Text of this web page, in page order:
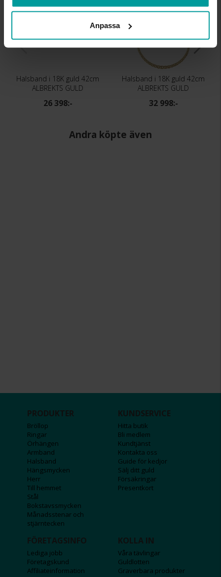
Anpassa
Halsband i 18K guld 42cm
ALBREKTS GULD
26 398:-
Halsband i 18K guld 42cm
ALBREKTS GULD
32 998:-
Andra köpte även
PRODUKTER
Bröllop
Ringar
Örhängen
Armband
Halsband
Hängsmycken
Herr
Till hemmet
Stål
Bokstavssmycken
Månadsstenar och
stjärntecken
KUNDSERVICE
Hitta butik
Bli medlem
Kundtjänst
Kontakta oss
Guide för kedjor
Sälj ditt guld
Försäkringar
Presentkort
FÖRETAGSINFO
Lediga jobb
Företagskund
Affiliateinformation
KOLLA IN
Våra tävlingar
Guldlotten
Graverbara produkter